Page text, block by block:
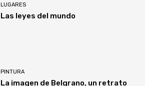
LUGARES
Las leyes del mundo
PINTURA
La imagen de Belgrano, un retrato